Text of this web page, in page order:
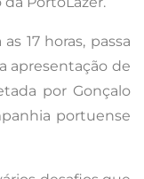
17 horas, passa
apresentação de
por Gonçalo
portuense